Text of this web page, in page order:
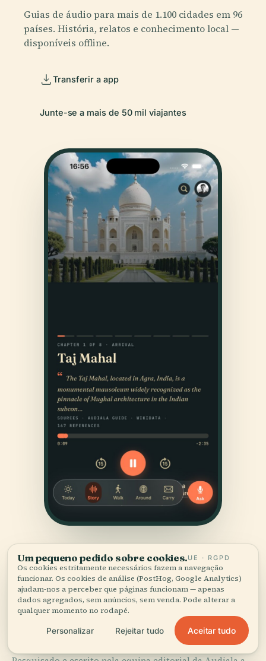
Guias de áudio para mais de 1.100 cidades em 96
países. História, relatos e conhecimento local —
disponíveis offline.
Transferir a app
Junte-se a mais de 50 mil viajantes
FONTES
Verificado, e mostrado.
Um pequeno pedido sobre cookies.UE · RGPD
Os cookies estritamente necessários fazem a navegação
funcionar. Os cookies de análise (PostHog, Google Analytics)
ajudam-nos a perceber que páginas funcionam — apenas
dados agregados, sem anúncios, sem venda. Pode alterar a
qualquer momento no rodapé.
Personalizar Rejeitar tudo Aceitar tudo